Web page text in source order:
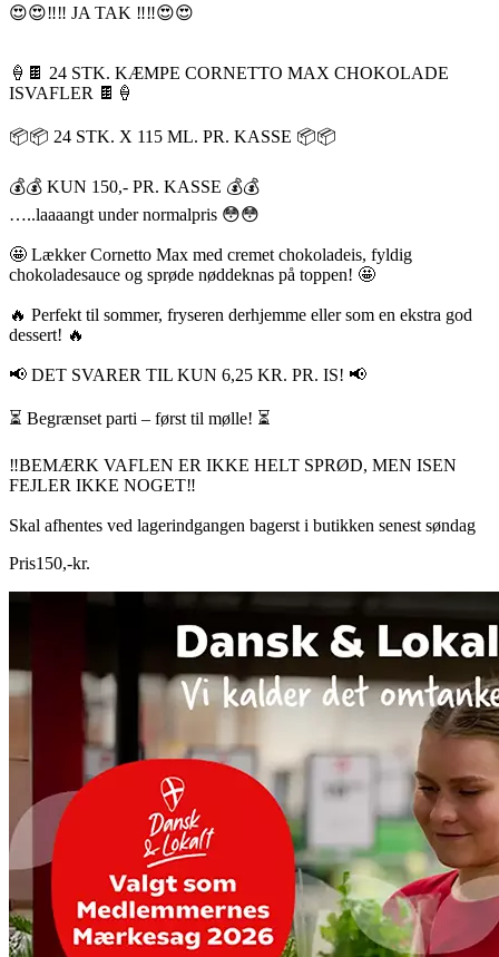
😍😍‼️‼️ JA TAK ‼️‼️😍😍
🍦🍫 24 STK. KÆMPE CORNETTO MAX CHOKOLADE
ISVAFLER 🍫🍦
📦📦 24 STK. X 115 ML. PR. KASSE 📦📦
💰💰 KUN 150,- PR. KASSE 💰💰
…..laaaangt under normalpris 😳😳
🤩 Lækker Cornetto Max med cremet chokoladeis, fyldig
chokoladesauce og sprøde nøddeknas på toppen! 🤩
🔥 Perfekt til sommer, fryseren derhjemme eller som en ekstra god
dessert! 🔥
📢 DET SVARER TIL KUN 6,25 KR. PR. IS! 📢
⏳ Begrænset parti – først til mølle! ⏳
‼️BEMÆRK VAFLEN ER IKKE HELT SPRØD, MEN ISEN
FEJLER IKKE NOGET‼️
Skal afhentes ved lagerindgangen bagerst i butikken senest søndag
Pris150,-kr.